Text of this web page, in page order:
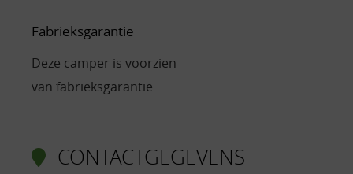
Fabrieksgarantie
Deze camper is voorzien
van fabrieksgarantie
CONTACTGEGEVENS